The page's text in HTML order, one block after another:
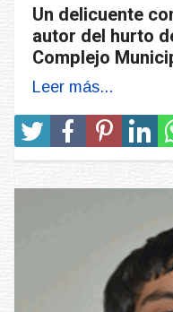
Un delicuente
autor del hurto
Complejo
Leer más...